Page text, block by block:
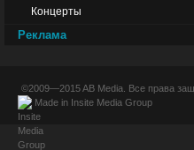
Концерты
Реклама
©2009—2015AB Media . Все права
Made in Insite Media Group